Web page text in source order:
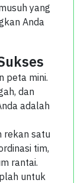
yang
Anda
peta mini.
dan
adalah
rekan satu
tim,
rantai.
untuk